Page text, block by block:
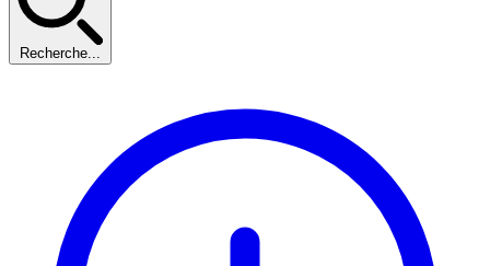
Recherche...